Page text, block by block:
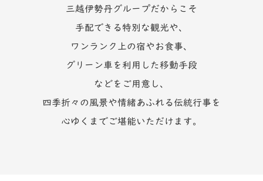
三越伊勢丹グループだからこそ
手配できる特別な観光や、
ワンランク上の宿やお食事、
グリーン車を利用した移動手段
などをご用意し、
四季折々の風景や情緒あふれる伝統行事を
心ゆくまでご堪能いただけます。